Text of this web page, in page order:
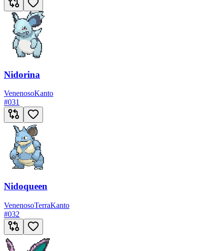
Nidorina
VenenosoKanto
#031
Nidoqueen
VenenosoTerraKanto
#032